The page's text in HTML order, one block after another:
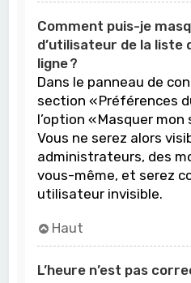
Comment puis-je
d’utilisateur de la liste
ligne ?
Dans le panneau de
section « Préférences
l’option « Masquer
Vous ne serez alors
administrateurs, des
vous-même, et serez
utilisateur invisible.
Haut
L’heure n’est pas